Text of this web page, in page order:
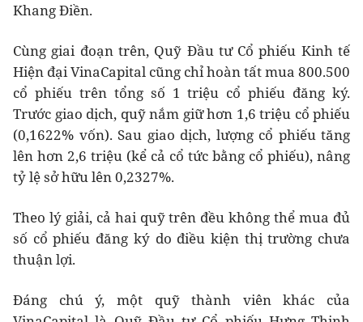
Khang Điền.
Cùng giai đoạn trên, Quỹ Đầu tư Cổ phiếu Kinh tế
Hiện đại VinaCapital cũng chỉ hoàn tất mua 800.500
cổ phiếu trên tổng số 1 triệu cổ phiếu đăng ký.
Trước giao dịch, quỹ nắm giữ hơn 1,6 triệu cổ phiếu
(0,1622% vốn). Sau giao dịch, lượng cổ phiếu tăng
lên hơn 2,6 triệu (kể cả cổ tức bằng cổ phiếu), nâng
tỷ lệ sở hữu lên 0,2327%.
Theo lý giải, cả hai quỹ trên đều không thể mua đủ
số cổ phiếu đăng ký do điều kiện thị trường chưa
thuận lợi.
Đáng chú ý, một quỹ thành viên khác của